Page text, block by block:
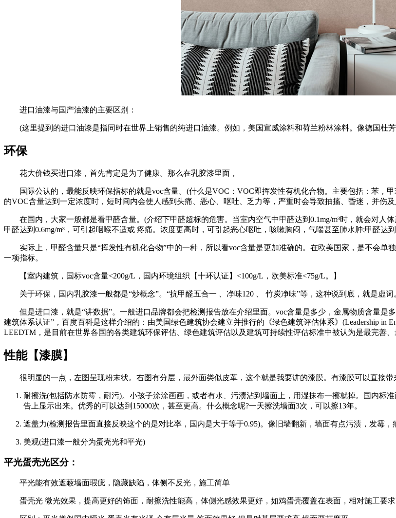
进口油漆与国产油漆的主要区别：
(这里提到的进口油漆是指同时在世界上销售的纯进口油漆。例如，美国宣威涂料和荷兰粉林涂料。像德国杜
环保
花大价钱买进口漆，首先肯定是为了健康。那么在乳胶漆里面，
国际公认的，最能反映环保指标的就是voc含量。(什么是VOC：VOC即挥发性有机化合物。主要包括：苯，
的VOC含量达到一定浓度时，短时间内会使人感到头痛、恶心、呕吐、乏力等，严重时会导致抽搐、昏迷，并伤
在国内，大家一般都是看甲醛含量。(介绍下甲醛超标的危害。当室内空气中甲醛达到0.1mg/m³时，就会对人
甲醛达到0.6mg/m³，可引起咽喉不适或 疼痛。浓度更高时，可引起恶心呕吐，咳嗽胸闷，气喘甚至肺水肿;甲醛达
实际上，甲醛含量只是“挥发性有机化合物”中的一种，所以看voc含量是更加准确的。在欧美国家，是不会单
一项指标。
【室内建筑，国标voc含量<200g/L，国内环境组织【十环认证】<100g/L，欧美标准<75g/L。】
关于环保，国内乳胶漆一般都是“炒概念”。“抗甲醛五合一 、净味120 、 竹炭净味”等，这种说到底，就是虚词
但是进口漆，就是“讲数据”。一般进口品牌都会把检测报告放在介绍里面。voc含量是多少，金属物质含量是
建筑体系认证”，百度百科是这样介绍的：由美国绿色建筑协会建立并推行的《绿色建筑评估体系》(Leadership in
LEEDTM，是目前在世界各国的各类建筑环保评估、绿色建筑评估以及建筑可持续性评估标准中被认为是最完善
性能【漆膜】
很明显的一点，左图呈现粉末状。右图有分层，最外面类似皮革，这个就是我要讲的漆膜。有漆膜可以直接带
耐擦洗(包括防水防霉，耐污)。小孩子涂涂画画，或者有水、污渍沾到墙面上，用湿抹布一擦就掉。国内标
告上显示出来。优秀的可以达到15000次，甚至更高。什么概念呢?一天擦洗墙面3次，可以擦13年。
遮盖力(检测报告里面直接反映这个的是对比率，国内是大于等于0.95)。像旧墙翻新，墙面有点污渍，发霉，
美观(进口漆一般分为蛋壳光和平光)
平光蛋壳光区分：
平光能有效遮蔽墙面瑕疵，隐藏缺陷，体侧不反光，施工简单
蛋壳光 微光效果，提高更好的饰面，耐擦洗性能高，体侧光感效果更好，如鸡蛋壳覆盖在表面，相对施工要求